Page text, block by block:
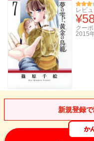
レビ
¥
クー
2015
新規登録で
か